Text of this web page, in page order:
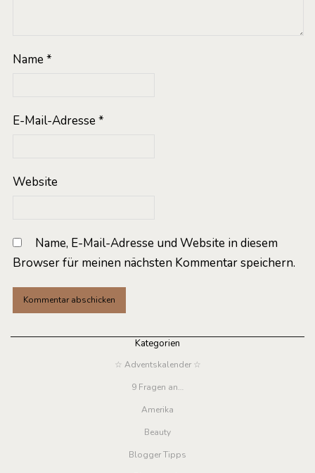
Name*
E-Mail-Adresse*
Website
Name, E-Mail-Adresse und Website in diesem
Browser für meinen nächsten Kommentar speichern.
Kategorien
☆ Adventskalender ☆
9 Fragen an…
Amerika
Beauty
Blogger Tipps